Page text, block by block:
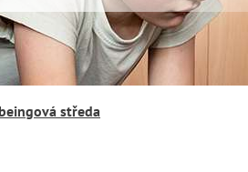
středa